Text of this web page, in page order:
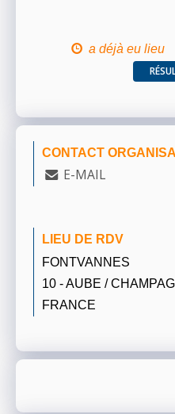
a déjà eu lieu
CONTACT
E-MAIL
LIEU DE RDV
FONTVANNES
10 - AUBE /
FRANCE